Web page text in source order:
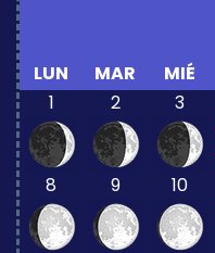
LUN MAR MIÉ
1
2 3
8 9 10